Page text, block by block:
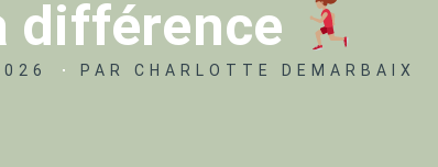
différence
PAR CHARLOTTE DEMARBAIX